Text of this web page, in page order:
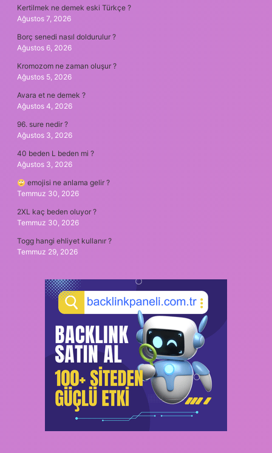
Kertilmek ne demek eski Türkçe ?
Ağustos 7, 2026
Borç senedi nasıl doldurulur ?
Ağustos 6, 2026
Kromozom ne zaman oluşur ?
Ağustos 5, 2026
Avara et ne demek ?
Ağustos 4, 2026
96. sure nedir ?
Ağustos 3, 2026
40 beden L beden mi ?
Ağustos 3, 2026
emojisi ne anlama gelir ?
Temmuz 30, 2026
2XL kaç beden oluyor ?
Temmuz 30, 2026
Togg hangi ehliyet kullanır ?
Temmuz 29, 2026